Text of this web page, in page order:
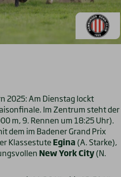
2025: Am Dienstag lockt
Im Zentrum steht der
m, 9. Rennen um 18:25 Uhr).
dem im Badener Grand Prix
KlassestuteEgina (A. Starke),
New York City(N.